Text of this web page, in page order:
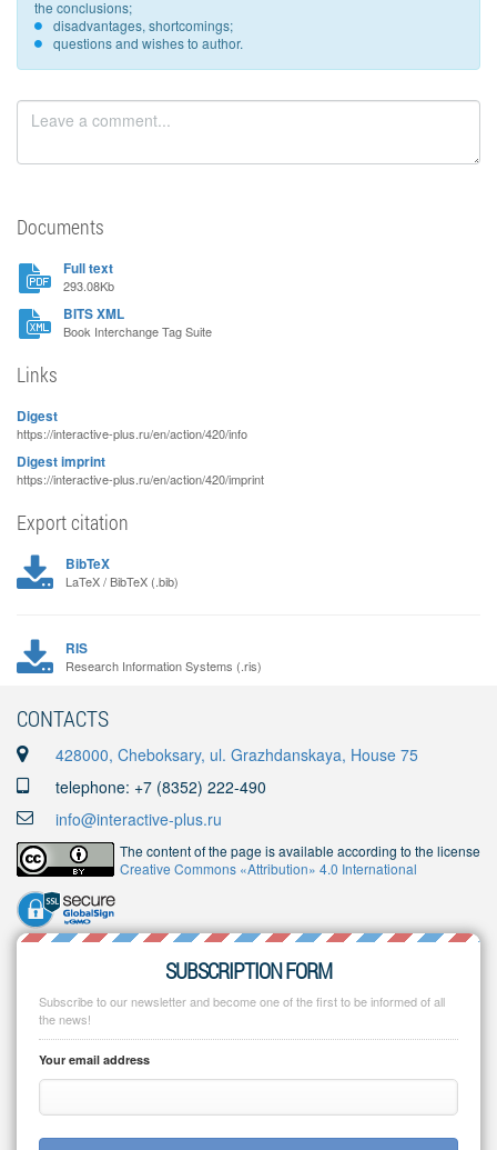
the conclusions;
disadvantages, shortcomings;
questions and wishes to author.
Documents
Full text
293.08Kb
BITS XML
Book Interchange Tag Suite
Links
Digest
https://interactive-plus.ru/en/action/420/info
Digest imprint
https://interactive-plus.ru/en/action/420/imprint
Export citation
BibTeX
LaTeX / BibTeX (.bib)
RIS
Research Information Systems (.ris)
CONTACTS
428000, Cheboksary, ul. Grazhdanskaya, House 75
telephone: +7 (8352) 222-490
info@interactive-plus.ru
The content of the page is available according to the license
Creative Commons «Attribution» 4.0 International
SUBSCRIPTION FORM
Subscribe to our newsletter and become one of the first to be informed of all
the news!
Your email address